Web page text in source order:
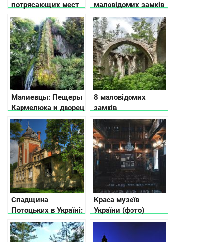
потрясающих мест
Львовской области
– замки, дворцы и
усадьбы
маловідомих замків
Хмельницької
області
Малиевцы: Пещеры
Кармелюка и дворец
Орловских
8 маловідомих
замків
Тернопільської
області
Спадщина
Потоцьких в Україні:
15 палаців, замків і
фортець
Краса музеїв
України (фото)